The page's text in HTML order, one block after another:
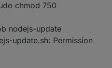
chmod 750
nodejs-update
update.sh: Permission